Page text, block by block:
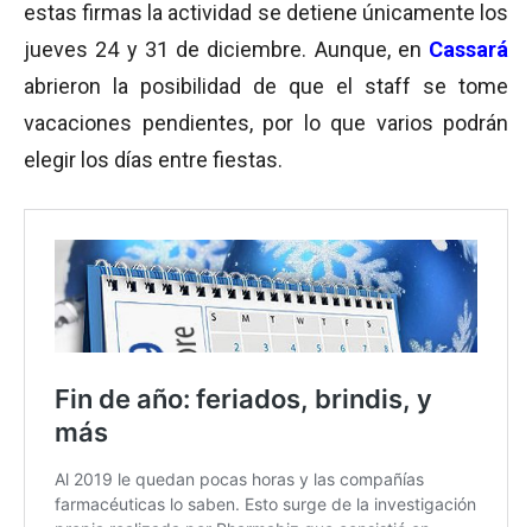
estas firmas la actividad se detiene únicamente los
jueves 24 y 31 de diciembre. Aunque, en Cassará
abrieron la posibilidad de que el staff se tome
vacaciones pendientes, por lo que varios podrán
elegir los días entre fiestas.